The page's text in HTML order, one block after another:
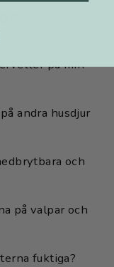
på min
andra husdjur
och
på valpar och
fuktiga?